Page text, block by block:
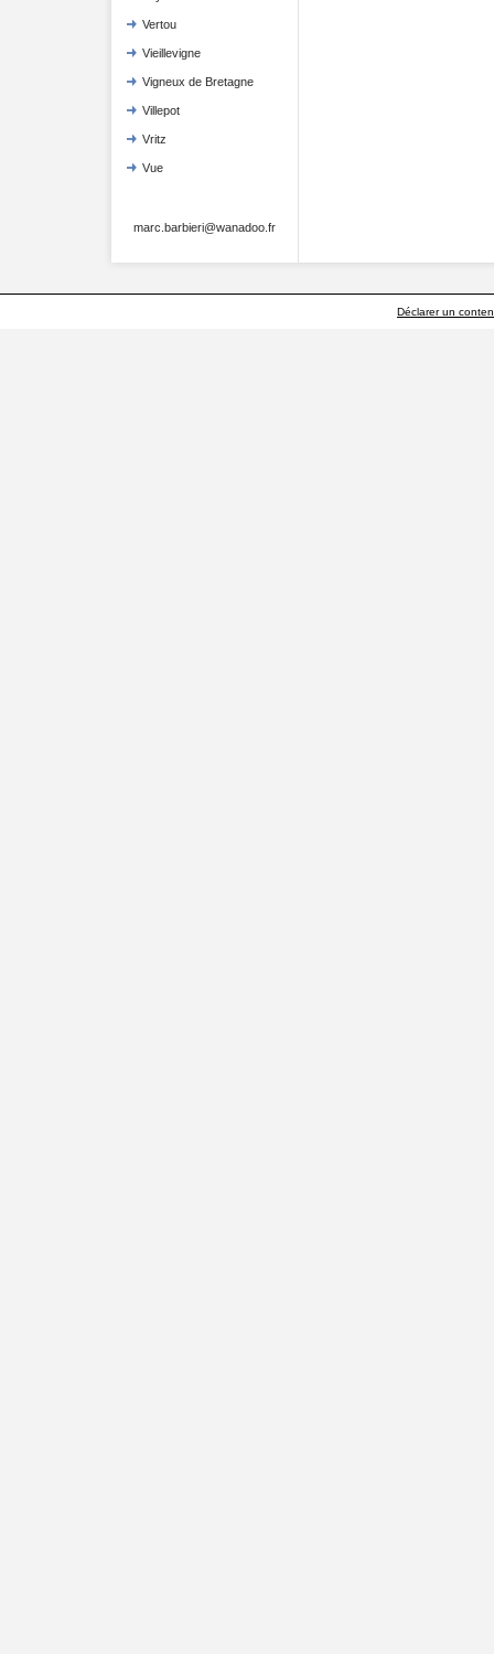
Vertou
Vieillevigne
Vigneux de Bretagne
Villepot
Vritz
Vue
marc.barbieri@wanadoo.fr
Déclarer un